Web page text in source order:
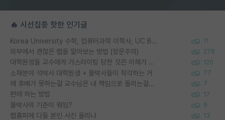
🔥 시선집중 핫한 인기글
Korea University 수학, 컴퓨터과학 이학사, UC Berkeley 산업공학 대학원 공학박사가 되는 것은 쉽지 않겠죠? 11
외부에서 괜찮은 랩을 알아보는 방법 (장문주의) 278
대학원생들 교수에게 가스라이팅 당한 것은 이해가 갑니다. 안타깝네요. 120
소재분야 석박사 대학원생 + 물박사들이 착각하는 거 77
왜 후배가 못하는걸 교수님은 내 책임으로 돌리는걸까요? 7
편애 하는 방법 17
물박사의 기준이 뭐임? 9
랩홈피에 다들 본인 사진 올리냐 13